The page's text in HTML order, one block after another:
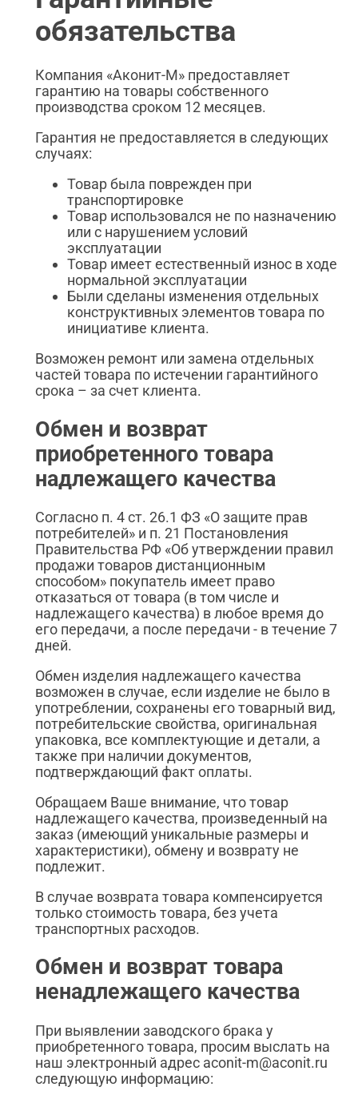
обязательства
Компания «Аконит-М» предоставляет
гарантию на товары собственного
производства сроком 12 месяцев.
Гарантия не предоставляется в следующих
случаях:
Товар была поврежден при
транспортировке
Товар использовался не по назначению
или с нарушением условий
эксплуатации
Товар имеет естественный износ в ходе
нормальной эксплуатации
Были сделаны изменения отдельных
конструктивных элементов товара по
инициативе клиента.
Возможен ремонт или замена отдельных
частей товара по истечении гарантийного
срока – за счет клиента.
Обмен и возврат
приобретенного товара
надлежащего качества
Согласно п. 4 ст. 26.1 ФЗ «О защите прав
потребителей» и п. 21 Постановления
Правительства РФ «Об утверждении правил
продажи товаров дистанционным
способом» покупатель имеет право
отказаться от товара (в том числе и
надлежащего качества) в любое время до
его передачи, а после передачи - в течение 7
дней.
Обмен изделия надлежащего качества
возможен в случае, если изделие не было в
употреблении, сохранены его товарный вид,
потребительские свойства, оригинальная
упаковка, все комплектующие и детали, а
также при наличии документов,
подтверждающий факт оплаты.
Обращаем Ваше внимание, что товар
надлежащего качества, произведенный на
заказ (имеющий уникальные размеры и
характеристики), обмену и возврату не
подлежит.
В случае возврата товара компенсируется
только стоимость товара, без учета
транспортных расходов.
Обмен и возврат товара
ненадлежащего качества
При выявлении заводского брака у
приобретенного товара, просим выслать на
наш электронный адрес aconit-m@aconit.ru
следующую информацию: